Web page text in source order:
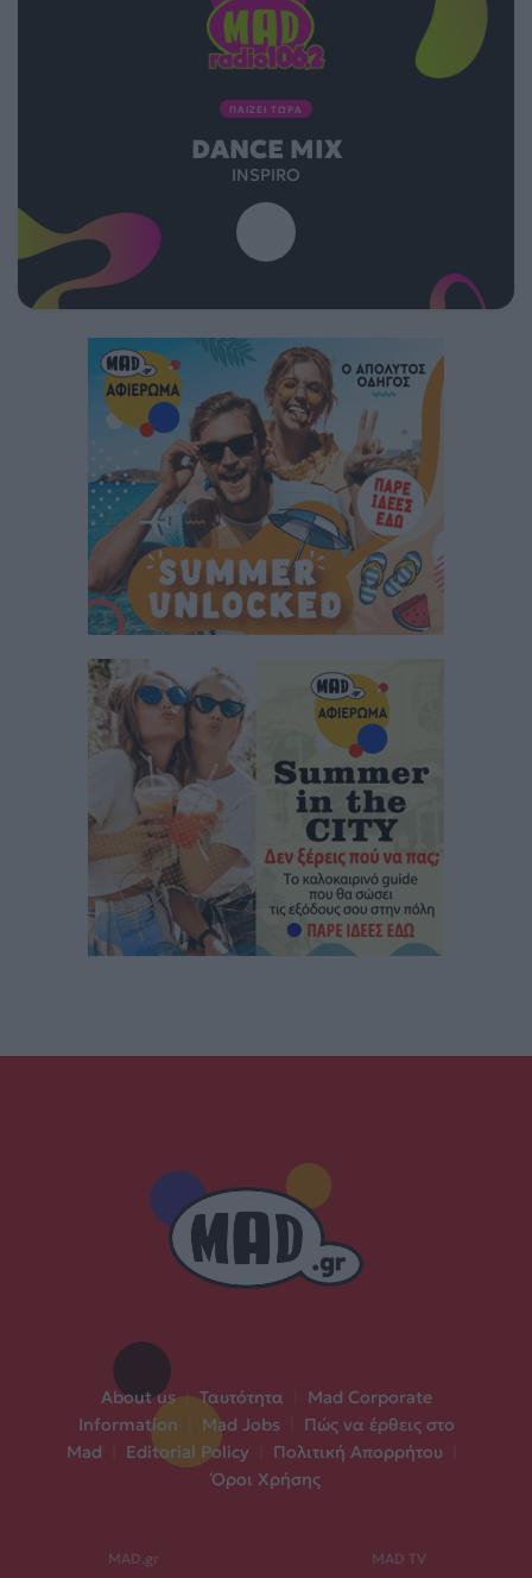
ΠΑΙΖΕΙ ΤΩΡΑ
DANCE MIX
INSPIRO
About us | Ταυτότητα
Mad Corporate
Information
Mad Jobs
Πώς να έρθεις στο
Mad
Editorial Policy Πολιτική Απορρήτου
Όροι Χρήσης
MAD.gr MAD TV